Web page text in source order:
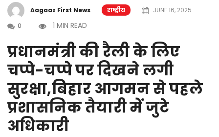
Aagaaz First News राष्ट्रीय
JUNE 16, 2025
0
1 MIN READ
प्रधानमंत्री की रैली के लिए
चप्पे-चप्पे पर दिखने लगी
सुरक्षा,बिहार आगमन से पहले
प्रशासनिक तैयारी में जुटे
अधिकारी